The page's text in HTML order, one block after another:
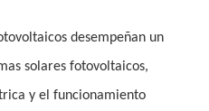
desempeñan un
solares fotovoltaicos,
y el funcionamiento